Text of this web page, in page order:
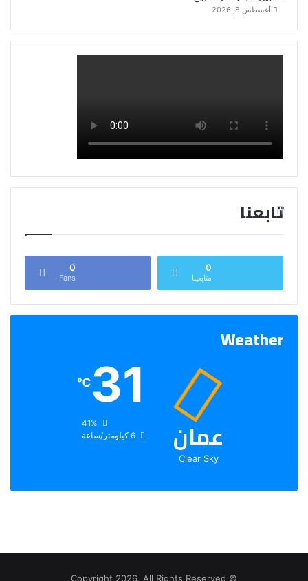
أغسطس 8, 2026
تابعنا
0
Fans
0
متابعينا
Weather
عمان
Clear Sky
31
℃
الرطوبة:
الرياح:
© Copyright 2026, All Rights Reserved